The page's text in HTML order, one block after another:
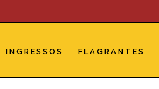
INGRESSOS FLAGRANTES